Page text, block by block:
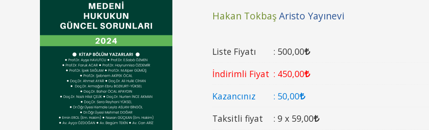
Hakan TokbaşAristo Yayınevi
Liste Fiyatı : 500,00
İndirimli Fiyat : 450,00
Kazancınız
: 50,00
Taksitli fiyat
: 9 x 59,00